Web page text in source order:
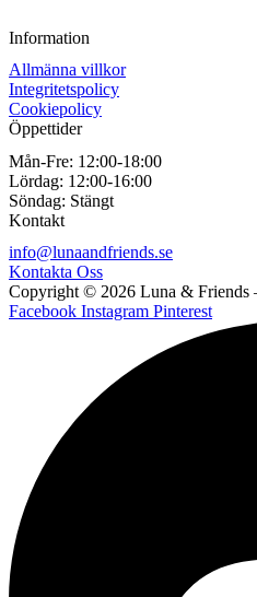
Information
Allmänna villkor
Integritetspolicy
Cookiepolicy
Öppettider
Mån-Fre: 12:00-18:00
Lördag: 12:00-16:00
Söndag: Stängt
Kontakt
info@lunaandfriends.se
Kontakta Oss
Copyright © 2026 Luna & Friends
Facebook Instagram Pinterest